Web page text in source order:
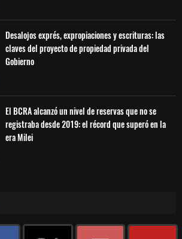
Desalojos exprés, expropiaciones y escrituras: las
claves del proyecto de propiedad privada del
Gobierno
El BCRA alcanzó un nivel de reservas que no se
registraba desde 2019: el récord que superó en la
era Milei